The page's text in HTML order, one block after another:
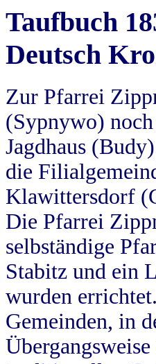
Taufbuch
Deutsch
Zur Pfarrei
(Sypnywo)
Jagdhaus
die
Klawittersdorf
Die Pfarrei
selbständige
Stabitz und ein
wurden
Gemeinden, in